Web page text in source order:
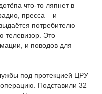
что-то ляпнет в
пресса – и
потребителю
телевизор. Это
и поводов для
под протекцией ЦРУ
Подставили 32